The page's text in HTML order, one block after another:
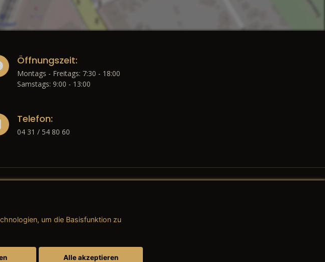
Öffnungszeit:
Montags - Freitags: 7:30 - 18:00
Samstags: 9:00 - 13:00
Telefon:
04 31 / 54 80 60
→ AGB (Teile & Zubehör)
um die Basisfunktion zu
Alle akzeptieren